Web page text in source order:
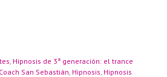
, Hipnosis de 3ª generación: el trance
San Sebastián, Hipnosis, Hipnosis